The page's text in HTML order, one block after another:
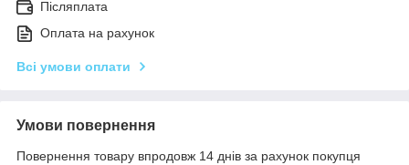
Післяплата
Оплата на рахунок
Всі умови оплати
Умови повернення
Повернення товару впродовж 14 днів за рахунок покупця